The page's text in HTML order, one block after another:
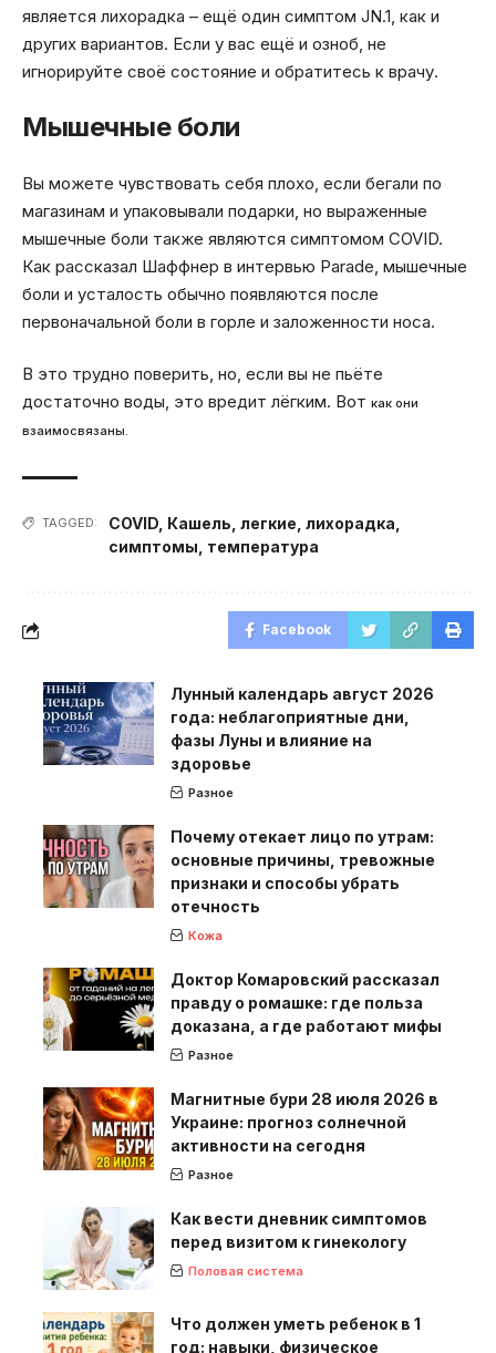
является лихорадка – ещё один симптом JN.1, как и
других вариантов. Если у вас ещё и озноб, не
игнорируйте своё состояние и обратитесь к врачу.
Мышечные боли
Вы можете чувствовать себя плохо, если бегали по
магазинам и упаковывали подарки, но выраженные
мышечные боли также являются симптомом COVID.
Как рассказал Шаффнер в интервью Parade, мышечные
боли и усталость обычно появляются после
первоначальной боли в горле и заложенности носа.
В это трудно поверить, но, если вы не пьёте
достаточно воды, это вредит лёгким. Вот как они
взаимосвязаны.
TAGGED: COVID Кашель легкие лихорадка
симптомы температура
Facebook
Лунный календарь август 2026
года: неблагоприятные дни,
фазы Луны и влияние на
здоровье
Разное
Почему отекает лицо по утрам:
основные причины, тревожные
признаки и способы убрать
отечность
Кожа
Доктор Комаровский рассказал
правду о ромашке: где польза
доказана, а где работают мифы
Разное
Магнитные бури 28 июля 2026 в
Украине: прогноз солнечной
активности на сегодня
Разное
Как вести дневник симптомов
перед визитом к гинекологу
Половая система
Что должен уметь ребенок в 1
год: навыки, физическое